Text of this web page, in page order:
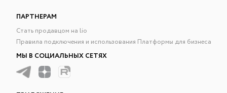
ПАРТНЕРАМ
Стать продавцом на lio
Правила подключения и использования Платформы для бизнеса
МЫ В СОЦИАЛЬНЫХ СЕТЯХ